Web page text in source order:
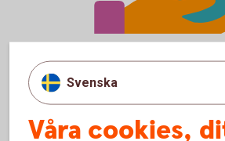
Environmental Awarness
Vårt hållbarhetsarbete
Vi jobbar för en hållbar utveckling
Svenska
Våra cookies,